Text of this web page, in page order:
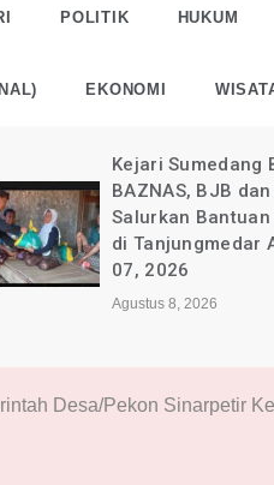
POLITIK HUKUM
EKONOMI
Kejari Sumedang
BAZNAS, BJB dan
Salurkan
di Tanjungmedar
07, 2026
Agustus 8, 2026
Desa/Pekon Sinarpetir